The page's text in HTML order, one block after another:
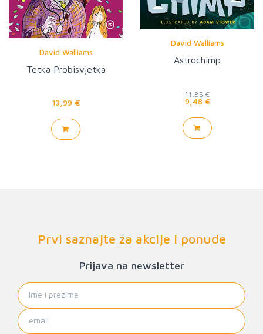
David Walliams
Tetka Probisvjetka
13,99 €
David Walliams
Astrochimp
11,85 €
9,48 €
Prvi saznajte za akcije i ponude
Prijava na newsletter